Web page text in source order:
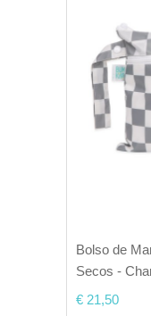
Bolso de
Secos -
€ 21,50